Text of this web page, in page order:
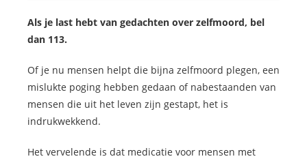
Als je last hebt van gedachten over zelfmoord, bel
dan 113.
Of je nu mensen helpt die bijna zelfmoord plegen, een
mislukte poging hebben gedaan of nabestaanden van
mensen die uit het leven zijn gestapt, het is
indrukwekkend.
Het vervelende is dat medicatie voor mensen met